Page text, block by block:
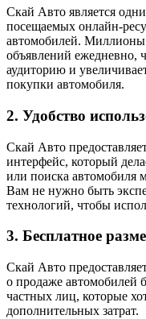
Скай Авто является
посещаемых онлайн-
автомобилей. Миллионы
объявлений ежедневно,
аудиторию и
покупки автомобиля.
2. Удобство
Скай Авто
интерфейс, который
или поиска автомобиля
Вам не нужно быть
технологий, чтобы
3. Бесплатное
Скай Авто
о продаже автомобилей
частных лиц, которые
дополнительных затрат.